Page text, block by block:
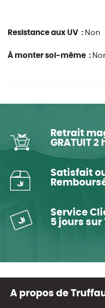
Resistance aux UV : Non
À monter soi-même :
Retrait
GRATUIT 2
Satisfait
Service
5 jours sur
A propos de